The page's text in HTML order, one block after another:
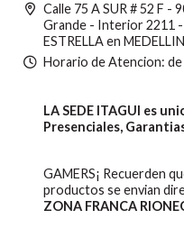
Calle 75 A SUR # 52 F -
Grande - Interior 2211
ESTRELLA en
Horario de Atencion: de
LA SEDE ITAGUI es
Presenciales,
GAMERS¡ Recuerden
productos se envian
ZONA FRANCA